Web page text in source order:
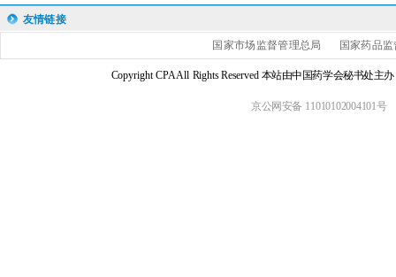
友情链接
国家市场监督管理总局 国家药品
Copyright CPA All Rights Reserved 本站由中国药学会秘书处主
京公网安备 11010102004101号